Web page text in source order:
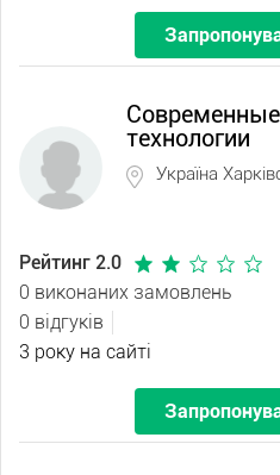
технологии
Україна
Рейтинг 2.0
0 виконаних замовлень
0 відгуків
3 року на сайті